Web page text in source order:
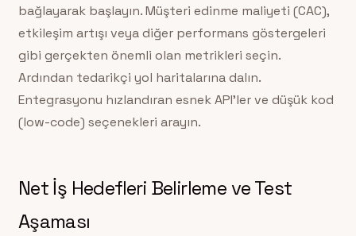
bağlayarak başlayın. Müşteri edinme maliyeti (CAC),
etkileşim artışı veya diğer performans göstergeleri
gibi gerçekten önemli olan metrikleri seçin.
Ardından tedarikçi yol haritalarına dalın.
Entegrasyonu hızlandıran esnek API’ler ve düşük kod
(low-code) seçenekleri arayın.
Net İş Hedefleri Belirleme ve Test
Aşaması